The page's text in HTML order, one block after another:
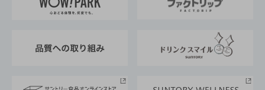
地域情報
サントリーサンバーズ大阪
サントリーが考えるサステナビリティ経営
企業概要